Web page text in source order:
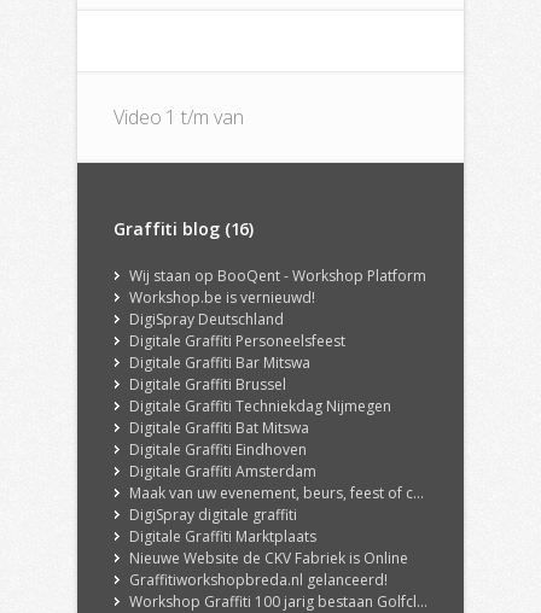
Video 1 t/m van
Graffiti blog (16)
Wij staan op BooQent - Workshop Platform
Workshop.be is vernieuwd!
DigiSpray Deutschland
Digitale Graffiti Personeelsfeest
Digitale Graffiti Bar Mitswa
Digitale Graffiti Brussel
Digitale Graffiti Techniekdag Nijmegen
Digitale Graffiti Bat Mitswa
Digitale Graffiti Eindhoven
Digitale Graffiti Amsterdam
Maak van uw evenement, beurs, feest of congres een echte ervaring met onze DigiSpray Digitale Graffiti Wall!
DigiSpray digitale graffiti
Digitale Graffiti Marktplaats
Nieuwe Website de CKV Fabriek is Online
Graffitiworkshopbreda.nl gelanceerd!
Workshop Graffiti 100 jarig bestaan Golfclub Hilversum